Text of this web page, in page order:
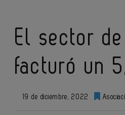
El sector
facturó un
19 de diciembre, 2022